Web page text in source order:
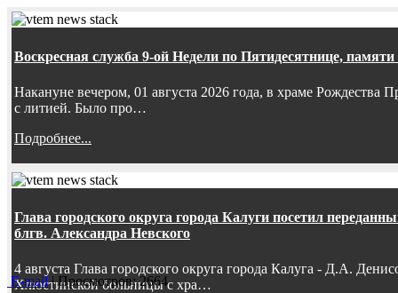
Воскресная служба 9-ой Недели по Пятидесятнице,
Накануне вечером, 01 августа 2026 года, в храме
с литией. Было про…
Подробнее...
Глава городского округа города Калуги посетил
блгв. Александра Невского
4 августа Глава городского округа города Калуга - Д.А.
Хлюстинской больницы с хра…
E-mail| Просмотров: 2664